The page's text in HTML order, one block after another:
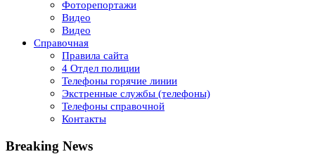
Фоторепортажи
Видео
Видео
Справочная
Правила сайта
4 Отдел полиции
Телефоны горячие линии
Экстренные службы (телефоны)
Телефоны справочной
Контакты
Breaking News